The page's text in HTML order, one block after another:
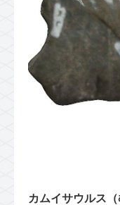
カムイサウルス